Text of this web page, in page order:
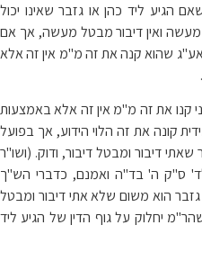
הגיע ליד כהן או גזבר שאינו יכול
ואין דיבור מבטל מעשה, אך אם
שהוא קנה את זה מ"מ אין זה אלא
קנו את זה מ"מ אין זה אלא באמצעות
קונה את זה הלוי הידוע, אך בפועל
דיבור ומבטל דיבור, ודוק. (ושו"ר
ס"ק ה' בד"ה ואמנם, כדברי הש"ך
הוא משום שלא אתי דיבור ומבטל
יחלוק על גוף הדין של הגיע ליד